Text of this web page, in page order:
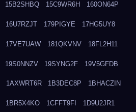
15B2SHBQ 15C9WR6H 160ON64P
16U7RZJT 179PIGYE 17HG5UY8
17VE7UAW 181QKVNV 18FL2H11
19S0NNZV 19SYNG2F 19V5GFDB
1AXWRT6R 1B3DEC8P 1BHACZIN
1BR5X4KO 1CFFT9FI 1D9U2JR1